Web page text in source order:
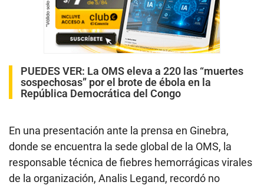
PUEDES VER: La OMS eleva a 220 las “muertes
sospechosas” por el brote de ébola en la
República Democrática del Congo
En una presentación ante la prensa en Ginebra,
donde se encuentra la sede global de la OMS, la
responsable técnica de fiebres hemorrágicas virales
de la organización, Analis Legand, recordó no